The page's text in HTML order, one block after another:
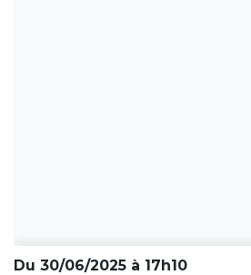
Du 30/06/2025 à 17h10